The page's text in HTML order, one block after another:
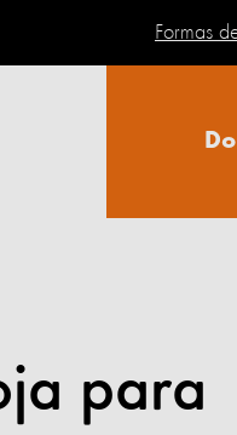
Formas
para